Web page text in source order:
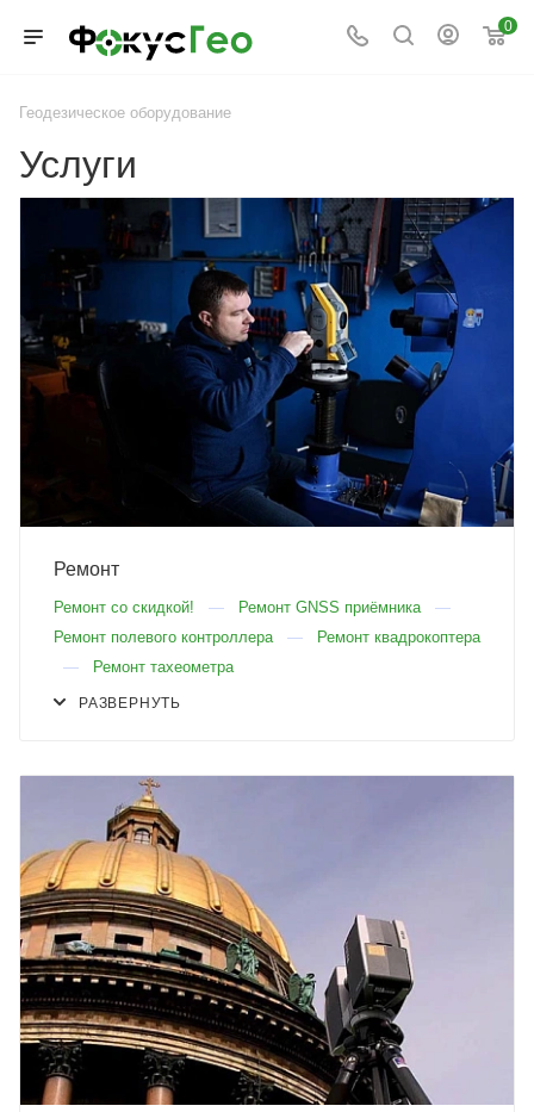
0
Геодезическое оборудование
Услуги
Ремонт
Ремонт со скидкой!
Ремонт GNSS приёмника
Ремонт полевого контроллера
Ремонт квадрокоптера
Ремонт тахеометра
РАЗВЕРНУТЬ